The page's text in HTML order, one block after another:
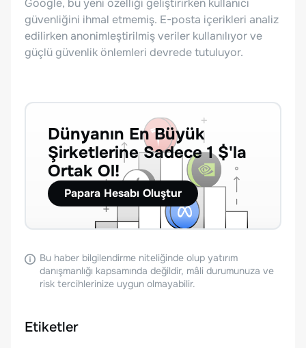
Google, bu yeni özelliği geliştirirken kullanıcı
güvenliğini ihmal etmemiş. E-posta içerikleri analiz
edilirken anonimleştirilmiş veriler kullanılıyor ve
güçlü güvenlik önlemleri devrede tutuluyor.
Dünyanın En Büyük
Şirketlerine Sadece 1 $'la
Ortak Ol!
Papara Hesabı Oluştur
Bu haber bilgilendirme niteliğinde olup yatırım
danışmanlığı kapsamında değildir, mâli durumunuza ve
risk tercihlerinize uygun olmayabilir.
Etiketler